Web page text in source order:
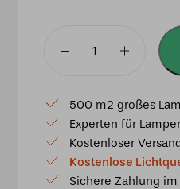
40cm
Denmark
Menge
500 m2 großes
Experten für
Kostenloser
Kostenlose
Sichere Zahlung